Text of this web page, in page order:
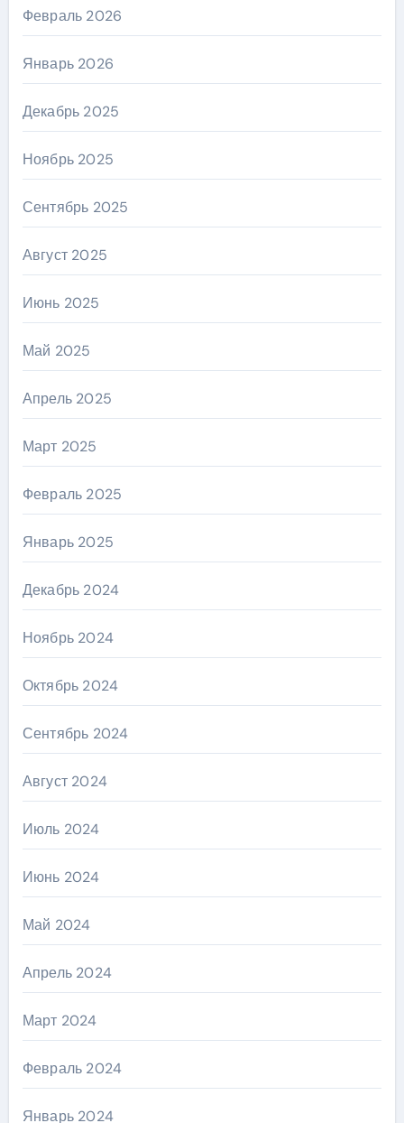
Февраль 2026
Январь 2026
Декабрь 2025
Ноябрь 2025
Сентябрь 2025
Август 2025
Июнь 2025
Май 2025
Апрель 2025
Март 2025
Февраль 2025
Январь 2025
Декабрь 2024
Ноябрь 2024
Октябрь 2024
Сентябрь 2024
Август 2024
Июль 2024
Июнь 2024
Май 2024
Апрель 2024
Март 2024
Февраль 2024
Январь 2024